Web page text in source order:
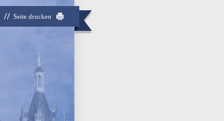
Seite drucken